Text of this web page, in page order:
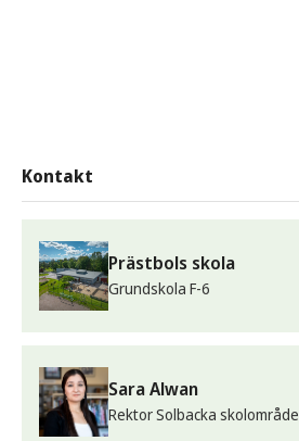
Kontakt
Prästbols skola
Grundskola F-6
0565-157 00
Besöksadress
Sara Alwan
Rektor Solbacka skolområde